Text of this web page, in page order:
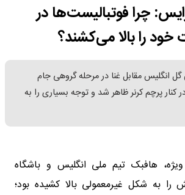
رایس: چرا فوتبالیست‌ها در
را بالا می‌کشند؟
انگلیس مقابل غنا در مرحله گروهی جام
کنار پرچم کرنر ظاهر شد و توجه بسیاری را به
هافبک تیم ملی انگلیس و باشگاه
را به شکل غیرمعمولی بالا کشیده بود؛